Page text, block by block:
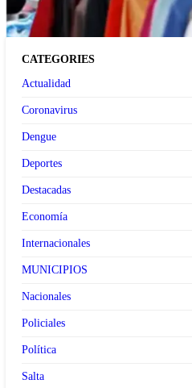
CATEGORIES
Actualidad
Coronavirus
Dengue
Deportes
Destacadas
Economía
Internacionales
MUNICIPIOS
Nacionales
Policiales
Política
Salta